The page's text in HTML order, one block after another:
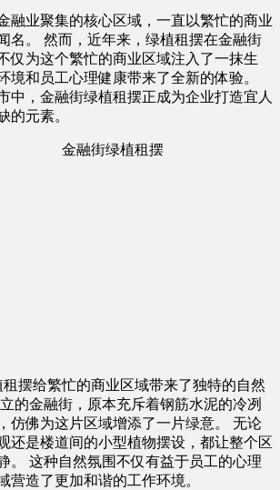
融业聚集的核心区域，一直以繁忙的商业
名。 然而，近年来，绿植租摆在金融街
仅为这个繁忙的商业区域注入了一抹生
境和员工心理健康带来了全新的体验。
中，金融街绿植租摆正成为企业打造宜人
的元素。
租摆给繁忙的商业区域带来了独特的自然
的金融街，原本充斥着钢筋水泥的冷冽
仿佛为这片区域增添了一片绿意。 无论
还是楼道间的小型植物摆设，都让整个区
。 这种自然氛围不仅有益于员工的心理
营造了更加和谐的工作环境。